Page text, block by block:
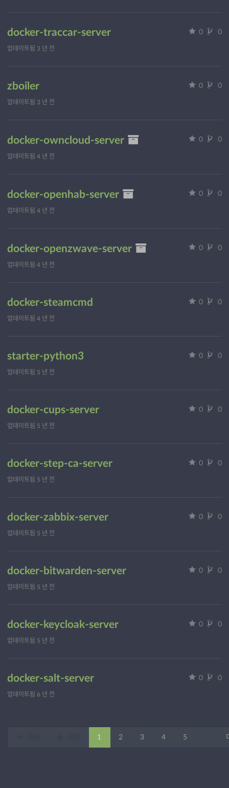
docker-traccar-server 0 0
업데이트됨 3 년 전
zboiler 0 0
업데이트됨 3 년 전
docker-owncloud-server 0 0
업데이트됨 4 년 전
docker-openhab-server 0 0
업데이트됨 4 년 전
docker-openzwave-server 0 0
업데이트됨 4 년 전
docker-steamcmd 0 0
업데이트됨 4 년 전
starter-python3 0 0
업데이트됨 5 년 전
docker-cups-server 0 0
업데이트됨 5 년 전
docker-step-ca-server 0 0
업데이트됨 5 년 전
docker-zabbix-server 0 0
업데이트됨 5 년 전
docker-bitwarden-server 0 0
업데이트됨 5 년 전
docker-keycloak-server 0 0
업데이트됨 5 년 전
docker-salt-server 0 0
업데이트됨 6 년 전
1 2 3 4 5